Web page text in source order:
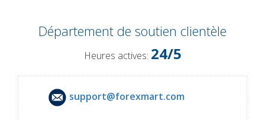
Département de soutien clientèle
Heures actives: 24/5
support@forexmart.com